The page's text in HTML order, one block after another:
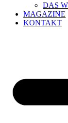
DAS
MAGAZINE
KONTAKT